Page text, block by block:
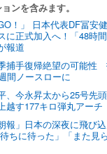
ンを含みます。
！」 日本代表DF冨安
に正式加入へ！「48時
報道
捕手復帰絶望の可能性
間ノースローに
、今永昇太から25号先
す177キロ弾丸アーチ
報」日本の深夜に飛び
ちに待った」「また見